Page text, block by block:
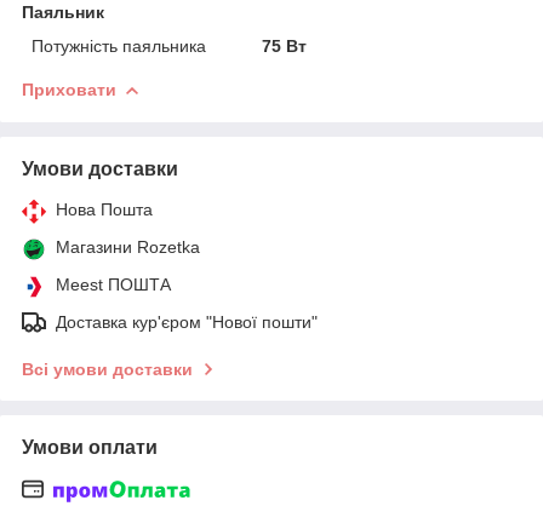
Паяльник
Потужність паяльника
75 Вт
Приховати
Умови доставки
Нова Пошта
Магазини Rozetka
Meest ПОШТА
Доставка кур'єром "Нової пошти"
Всі умови доставки
Умови оплати